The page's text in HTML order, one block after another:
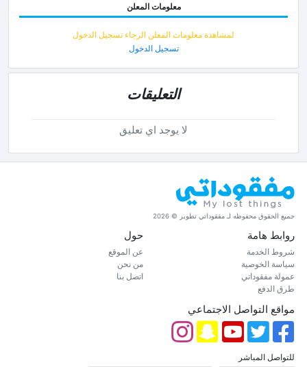
معلومات المعلن
لمشاهدة معلومات المعلن الرجاء تسجيل الدخول
تسجيل الدخول
التعليقات
لا يوجد اي تعليق
جميع الحقوق محفوظه لـ مفقوداتي تطوير © 2026
روابط هامة
شروط الخدمة
سياسة الخوصية
عمولة مفقوداتي
طرق الدفع
حول
عن الموقع
من نحن
اتصل بنا
مواقع التواصل الاجتماعي
للتواصل المباشر